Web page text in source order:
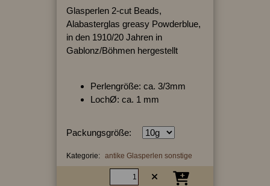
Glasperlen 2-cut Beads,
Alabasterglas greasy Powderblue,
in den 1910/20 Jahren in
Gablonz/Böhmen hergestellt
Perlengröße: ca. 3/3mm
LochØ: ca. 1 mm
Packungsgröße:
Kategorie: antike Glasperlen sonstige